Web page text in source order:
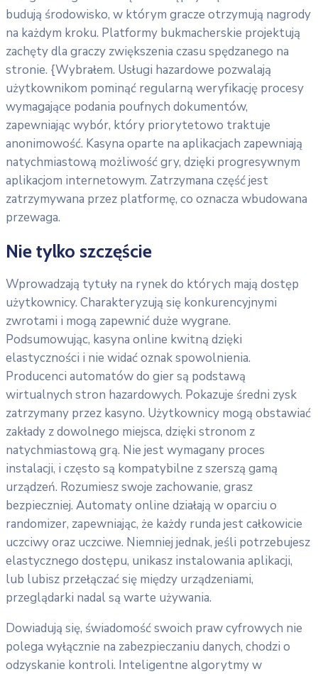
budują środowisko, w którym gracze otrzymują nagrody
na każdym kroku. Platformy bukmacherskie projektują
zachęty dla graczy zwiększenia czasu spędzanego na
stronie. {Wybrałem. Usługi hazardowe pozwalają
użytkownikom pominąć regularną weryfikację procesy
wymagające podania poufnych dokumentów,
zapewniając wybór, który priorytetowo traktuje
anonimowość. Kasyna oparte na aplikacjach zapewniają
natychmiastową możliwość gry, dzięki progresywnym
aplikacjom internetowym. Zatrzymana część jest
zatrzymywana przez platformę, co oznacza wbudowana
przewaga.
Nie tylko szczęście
Wprowadzają tytuły na rynek do których mają dostęp
użytkownicy. Charakteryzują się konkurencyjnymi
zwrotami i mogą zapewnić duże wygrane.
Podsumowując, kasyna online kwitną dzięki
elastyczności i nie widać oznak spowolnienia.
Producenci automatów do gier są podstawą
wirtualnych stron hazardowych. Pokazuje średni zysk
zatrzymany przez kasyno. Użytkownicy mogą obstawiać
zakłady z dowolnego miejsca, dzięki stronom z
natychmiastową grą. Nie jest wymagany proces
instalacji, i często są kompatybilne z szerszą gamą
urządzeń. Rozumiesz swoje zachowanie, grasz
bezpieczniej. Automaty online działają w oparciu o
randomizer, zapewniając, że każdy runda jest całkowicie
uczciwy oraz uczciwe. Niemniej jednak, jeśli potrzebujesz
elastycznego dostępu, unikasz instalowania aplikacji,
lub lubisz przełączać się między urządzeniami,
przeglądarki nadal są warte używania.
Dowiadują się, świadomość swoich praw cyfrowych nie
polega wyłącznie na zabezpieczaniu danych, chodzi o
odzyskanie kontroli. Inteligentne algorytmy w